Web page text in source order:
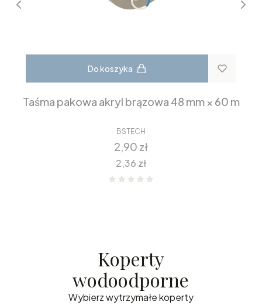
Do koszyka
Taśma pakowa akryl brązowa 48 mm × 60 m
BSTECH
Cena
2,90 zł
Cena
2,36 zł
Koperty
wodoodporne
Wybierz wytrzymałe koperty